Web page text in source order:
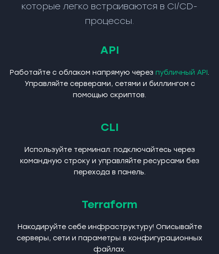
которые легко встраиваются в CI/CD-
процессы.
API
Работайте с облаком напрямую через публичный API.
Управляйте серверами, сетями и биллингом с
помощью скриптов.
CLI
Используйте терминал: подключайтесь через
командную строку и управляйте ресурсами без
перехода в панель.
Terraform
Накодируйте себе инфраструктуру! Описывайте
серверы, сети и параметры в конфигурационных
файлах.